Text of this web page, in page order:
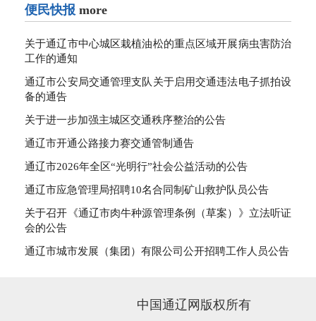
便民快报 more
关于通辽市中心城区栽植油松的重点区域开展病虫害防治
工作的通知
通辽市公安局交通管理支队关于启用交通违法电子抓拍设
备的通告
关于进一步加强主城区交通秩序整治的公告
通辽市开通公路接力赛交通管制通告
通辽市2026年全区“光明行”社会公益活动的公告
通辽市应急管理局招聘10名合同制矿山救护队员公告
关于召开《通辽市肉牛种源管理条例（草案）》立法听证
会的公告
通辽市城市发展（集团）有限公司公开招聘工作人员公告
中国通辽网版权所有